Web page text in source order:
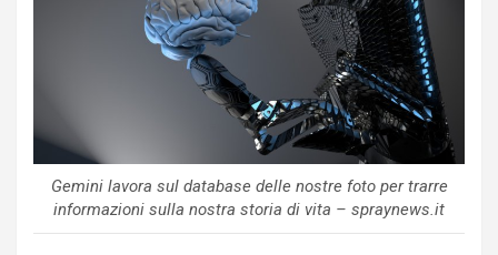
Gemini lavora sul database delle nostre foto per trarre
informazioni sulla nostra storia di vita – spraynews.it